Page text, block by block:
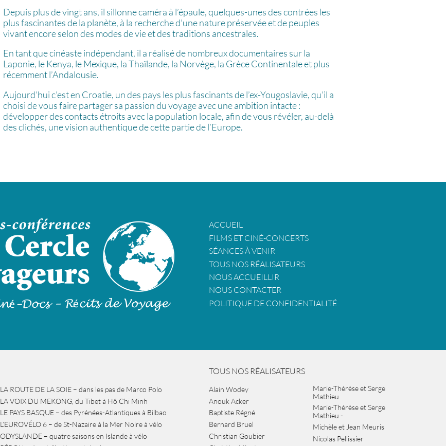
Depuis plus de vingt ans, il sillonne caméra à l’épaule, quelques-unes des contrées les
plus fascinantes de la planète, à la recherche d’une nature préservée et de peuples
vivant encore selon des modes de vie et des traditions ancestrales.
En tant que cinéaste indépendant, il a réalisé de nombreux documentaires sur la
Laponie, le Kenya, le Mexique, la Thaïlande, la Norvège, la Grèce Continentale et plus
récemment l’Andalousie.
Aujourd’hui c’est en Croatie, un des pays les plus fascinants de l’ex-Yougoslavie, qu’il a
choisi de vous faire partager sa passion du voyage avec une ambition intacte :
développer des contacts étroits avec la population locale, afin de vous révéler, au-delà
des clichés, une vision authentique de cette partie de l’Europe.
ACCUEIL
FILMS ET CINÉ-CONCERTS
SÉANCES À VENIR
TOUS NOS RÉALISATEURS
NOUS ACCUEILLIR
NOUS CONTACTER
POLITIQUE DE CONFIDENTIALITÉ
LA ROUTE DE LA SOIE – dans les pas de Marco Polo
LA VOIX DU MEKONG, du Tibet à Hô Chi Minh
LE PAYS BASQUE – des Pyrénées-Atlantiques à Bilbao
L’EUROVÉLO 6 – de St-Nazaire à la Mer Noire à vélo
ODYSLANDE – quatre saisons en Islande à vélo
TOUS NOS RÉALISATEURS
Alain Wodey
Anouk Acker
Baptiste Régné
Bernard Bruel
Christian Goubier
Marie-Thérèse et Serge
Mathieu
Marie-Thérèse et Serge
Mathieu -
Michèle et Jean Meuris
Nicolas Pellissier